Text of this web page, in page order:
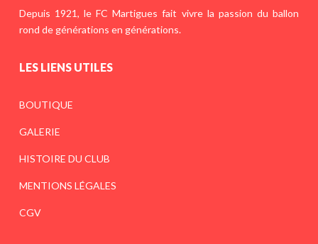
Depuis 1921, le FC Martigues fait vivre la passion du ballon
rond de générations en générations.
LES LIENS UTILES
BOUTIQUE
GALERIE
HISTOIRE DU CLUB
MENTIONS LÉGALES
CGV